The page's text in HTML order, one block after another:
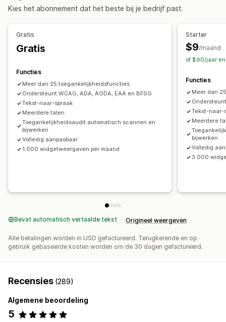
Toetsenbordnavigatie
Alt-tekst
Meerdere talen
Linkmarkeringen
Door AI aangestuurd
Aanpassing
Kies het abonnement dat het beste bij je bedrijf past.
Gratis
Gratis
Functies
Meer dan 25 toegankelijkheidsfuncties
Ondersteunt WCAG, ADA, AODA, EAA en BFSG
Tekst-naar-spraak
Meerdere talen
Toegankelijkheidsaudit automatisch scannen en
bijwerken
Volledig aanpasbaar
1.000 widgetweergaven per maand
Starter
$9/maand
of $90/jaar en
Functies
Meer dan
Tekst-naar-
Meerdere
bijwerken
Volledig
3.000
Bevat automatisch vertaalde tekst Origineel weergeven
Alle betalingen worden in USD gefactureerd. Terugkerende en op
gebruik gebaseerde kosten worden om de 30 dagen gefactureerd.
Recensies (289)
Algemene beoordeling
5